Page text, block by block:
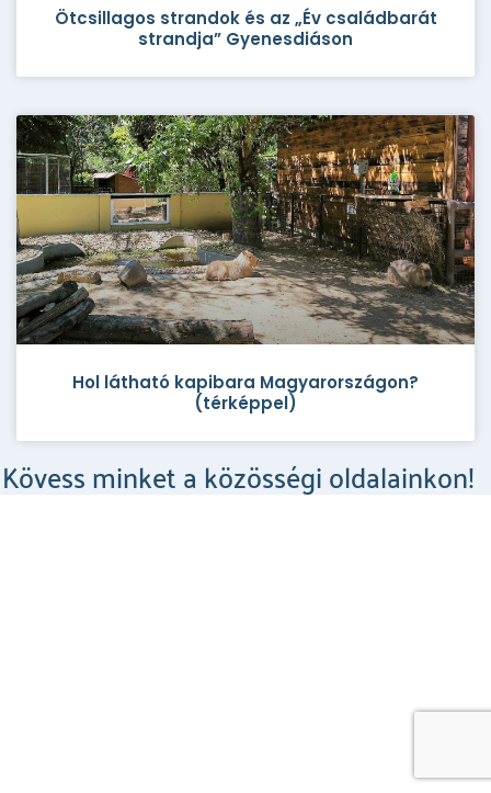
Ötcsillagos strandok és az „Év családbarát
strandja” Gyenesdiáson
Hol látható kapibara Magyarországon?
(térképpel)
Kövess minket a közösségi oldalainkon!